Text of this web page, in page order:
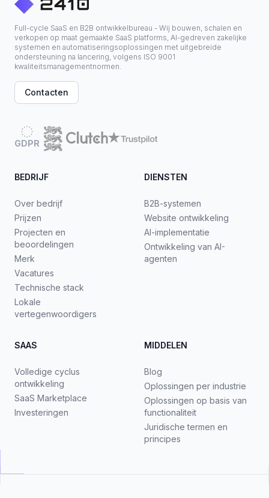
Full-cycle SaaS en B2B ontwikkelbureau - Wij bouwen, schalen en
verkopen op maat gemaakte SaaS platforms, AI-gedreven zakelijke
systemen en automatiseringsoplossingen met uitgebreide
ondersteuning na lancering, volgens ISO 9001
kwaliteitsmanagementnormen.
Contacten
GDPR
BEDRIJF
Over bedrijf
Prijzen
Projecten en
beoordelingen
Merk
Vacatures
Technische stack
Lokale
vertegenwoordigers
DIENSTEN
B2B-systemen
Website ontwikkeling
AI-implementatie
Ontwikkeling van AI-
agenten
SAAS
Volledige cyclus
ontwikkeling
SaaS Marketplace
Investeringen
MIDDELEN
Blog
Oplossingen per industrie
Oplossingen op basis van
functionaliteit
Juridische termen en
principes